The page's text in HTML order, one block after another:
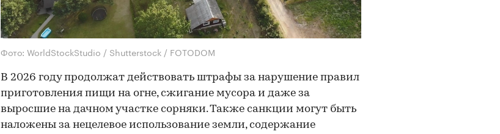
Фото: WorldStockStudio / Shutterstock / FOTODOM
В 2026 году продолжат действовать штрафы за нарушение правил
приготовления пищи на огне, сжигание мусора и даже за
выросшие на дачном участке сорняки. Также санкции могут быть
наложены за нецелевое использование земли, содержание